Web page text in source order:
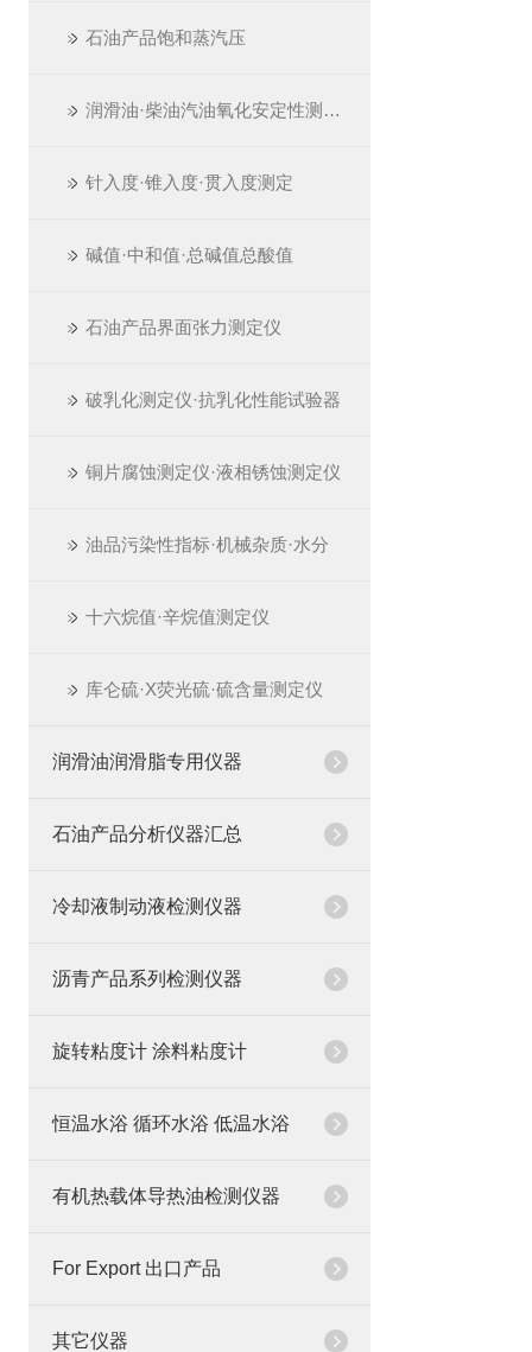
石油产品饱和蒸汽压
润滑油·柴油汽油氧化安定性测定仪
针入度·锥入度·贯入度测定
碱值·中和值·总碱值总酸值
石油产品界面张力测定仪
破乳化测定仪·抗乳化性能试验器
铜片腐蚀测定仪·液相锈蚀测定仪
油品污染性指标·机械杂质·水分
十六烷值·辛烷值测定仪
库仑硫·X荧光硫·硫含量测定仪
润滑油润滑脂专用仪器
石油产品分析仪器汇总
冷却液制动液检测仪器
沥青产品系列检测仪器
旋转粘度计 涂料粘度计
恒温水浴 循环水浴 低温水浴
有机热载体导热油检测仪器
For Export 出口产品
其它仪器